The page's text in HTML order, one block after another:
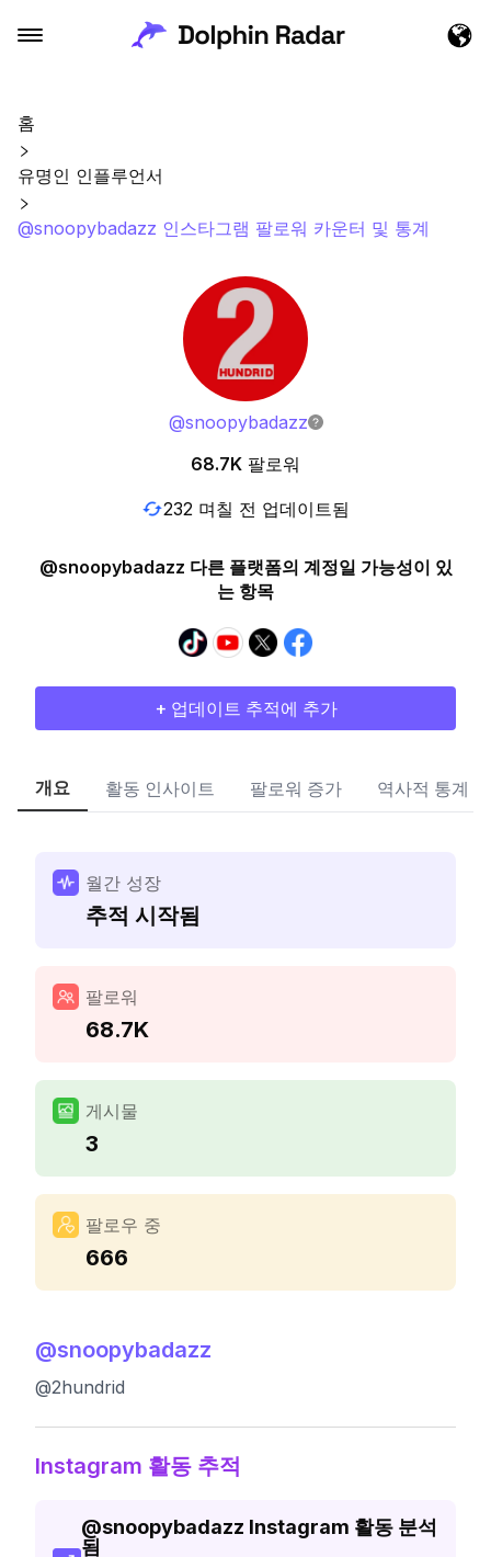
홈
유명인 인플루언서
@snoopybadazz 인스타그램 팔로워 카운터 및 통계
@snoopybadazz
68.7K 팔로워
232 며칠 전 업데이트됨
@snoopybadazz 다른 플랫폼의 계정일 가능성이 있
는 항목
+ 업데이트 추적에 추가
개요 활동 인사이트 팔로워 증가 역사적 통계
월간 성장
추적 시작됨
팔로워
68.7K
게시물
3
팔로우 중
666
@snoopybadazz
@2hundrid
Instagram 활동 추적
@snoopybadazz Instagram 활동 분석
됨